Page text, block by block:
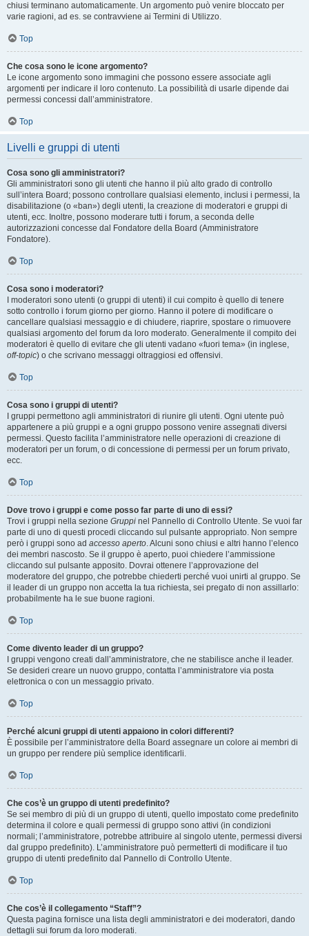
chiusi terminano automaticamente. Un argomento può venire bloccato per
varie ragioni, ad es. se contravviene ai Termini di Utilizzo.
Top
Che cosa sono le icone argomento?
Le icone argomento sono immagini che possono essere associate agli
argomenti per indicare il loro contenuto. La possibilità di usarle dipende dai
permessi concessi dall’amministratore.
Top
Livelli e gruppi di utenti
Cosa sono gli amministratori?
Gli amministratori sono gli utenti che hanno il più alto grado di controllo
sull’intera Board; possono controllare qualsiasi elemento, inclusi i permessi, la
disabilitazione (o «ban») degli utenti, la creazione di moderatori e gruppi di
utenti, ecc. Inoltre, possono moderare tutti i forum, a seconda delle
autorizzazioni concesse dal Fondatore della Board (Amministratore
Fondatore).
Top
Cosa sono i moderatori?
I moderatori sono utenti (o gruppi di utenti) il cui compito è quello di tenere
sotto controllo i forum giorno per giorno. Hanno il potere di modificare o
cancellare qualsiasi messaggio e di chiudere, riaprire, spostare o rimuovere
qualsiasi argomento del forum da loro moderato. Generalmente il compito dei
moderatori è quello di evitare che gli utenti vadano «fuori tema» (in inglese,
off-topic) o che scrivano messaggi oltraggiosi ed offensivi.
Top
Cosa sono i gruppi di utenti?
I gruppi permettono agli amministratori di riunire gli utenti. Ogni utente può
appartenere a più gruppi e a ogni gruppo possono venire assegnati diversi
permessi. Questo facilita l’amministratore nelle operazioni di creazione di
moderatori per un forum, o di concessione di permessi per un forum privato,
ecc.
Top
Dove trovo i gruppi e come posso far parte di uno di essi?
Trovi i gruppi nella sezione Gruppi nel Pannello di Controllo Utente. Se vuoi far
parte di uno di questi procedi cliccando sul pulsante appropriato. Non sempre
però i gruppi sono ad accesso aperto. Alcuni sono chiusi e altri hanno l’elenco
dei membri nascosto. Se il gruppo è aperto, puoi chiedere l’ammissione
cliccando sul pulsante apposito. Dovrai ottenere l’approvazione del
moderatore del gruppo, che potrebbe chiederti perché vuoi unirti al gruppo. Se
il leader di un gruppo non accetta la tua richiesta, sei pregato di non assillarlo:
probabilmente ha le sue buone ragioni.
Top
Come divento leader di un gruppo?
I gruppi vengono creati dall’amministratore, che ne stabilisce anche il leader.
Se desideri creare un nuovo gruppo, contatta l’amministratore via posta
elettronica o con un messaggio privato.
Top
Perché alcuni gruppi di utenti appaiono in colori differenti?
È possibile per l’amministratore della Board assegnare un colore ai membri di
un gruppo per rendere più semplice identificarli.
Top
Che cos’è un gruppo di utenti predefinito?
Se sei membro di più di un gruppo di utenti, quello impostato come predefinito
determina il colore e quali permessi di gruppo sono attivi (in condizioni
normali; l’amministratore, potrebbe attribuire al singolo utente, permessi diversi
dal gruppo predefinito). L’amministratore può permetterti di modificare il tuo
gruppo di utenti predefinito dal Pannello di Controllo Utente.
Top
Che cos’è il collegamento “Staff”?
Questa pagina fornisce una lista degli amministratori e dei moderatori, dando
dettagli sui forum da loro moderati.